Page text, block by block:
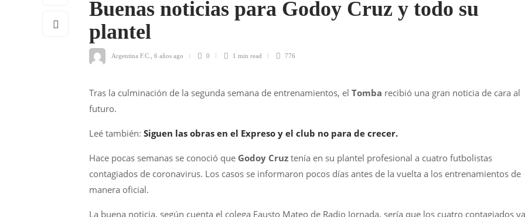
Buenas noticias para Godoy Cruz y todo su
plantel
Argentina F.C. 6 años ago 0 1 min read 776
Tras la culminación de la segunda semana de entrenamientos, el Tomba recibió una gran noticia de cara al
futuro.
Leé también: Siguen las obras en el Expreso y el club no para de crecer.
Hace pocas semanas se conoció que Godoy Cruz tenía en su plantel profesional a cuatro futbolistas
contagiados de coronavirus. Los casos se informaron pocos días antes de la vuelta a los entrenamientos de
manera oficial.
La buena noticia, según cuenta el colega Fausto Mateo de Radio Jornada, sería que los cuatro contagiados ya